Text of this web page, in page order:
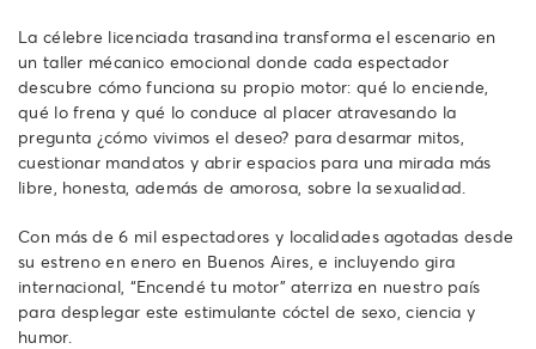
La célebre licenciada trasandina transforma el escenario en
un taller mécanico emocional donde cada espectador
descubre cómo funciona su propio motor: qué lo enciende,
qué lo frena y qué lo conduce al placer atravesando la
pregunta ¿cómo vivimos el deseo? para desarmar mitos,
cuestionar mandatos y abrir espacios para una mirada más
libre, honesta, además de amorosa, sobre la sexualidad.
Con más de 6 mil espectadores y localidades agotadas desde
su estreno en enero en Buenos Aires, e incluyendo gira
internacional, “Encendé tu motor” aterriza en nuestro país
para desplegar este estimulante cóctel de sexo, ciencia y
humor.